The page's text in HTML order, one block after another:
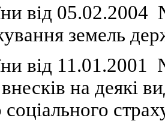
вiд
земель
вiд
внесків на деякі
соціального